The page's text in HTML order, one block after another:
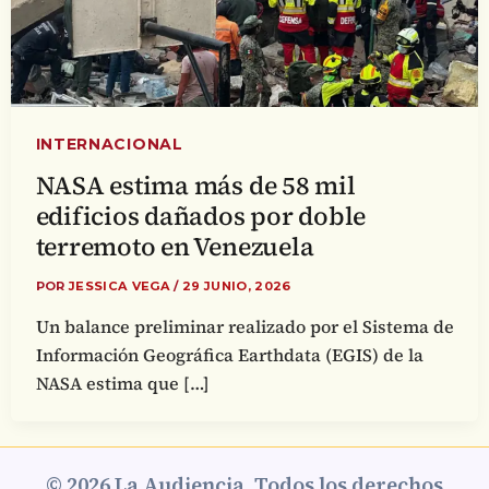
INTERNACIONAL
NASA estima más de 58 mil
edificios dañados por doble
terremoto en Venezuela
PORJESSICA VEGA/ 29 JUNIO, 2026
Un balance preliminar realizado por el Sistema de
Información Geográfica Earthdata (EGIS) de la
NASA estima que […]